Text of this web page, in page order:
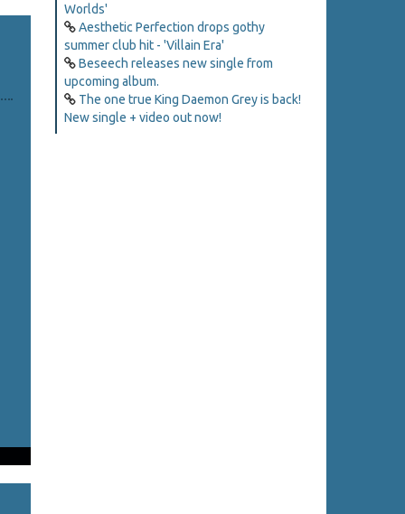
Worlds'
Aesthetic Perfection drops gothy
summer club hit - 'Villain Era'
Beseech releases new single from
upcoming album.
The one true King Daemon Grey is back!
New single + video out now!